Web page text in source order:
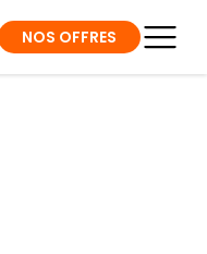
NOS OFFRES